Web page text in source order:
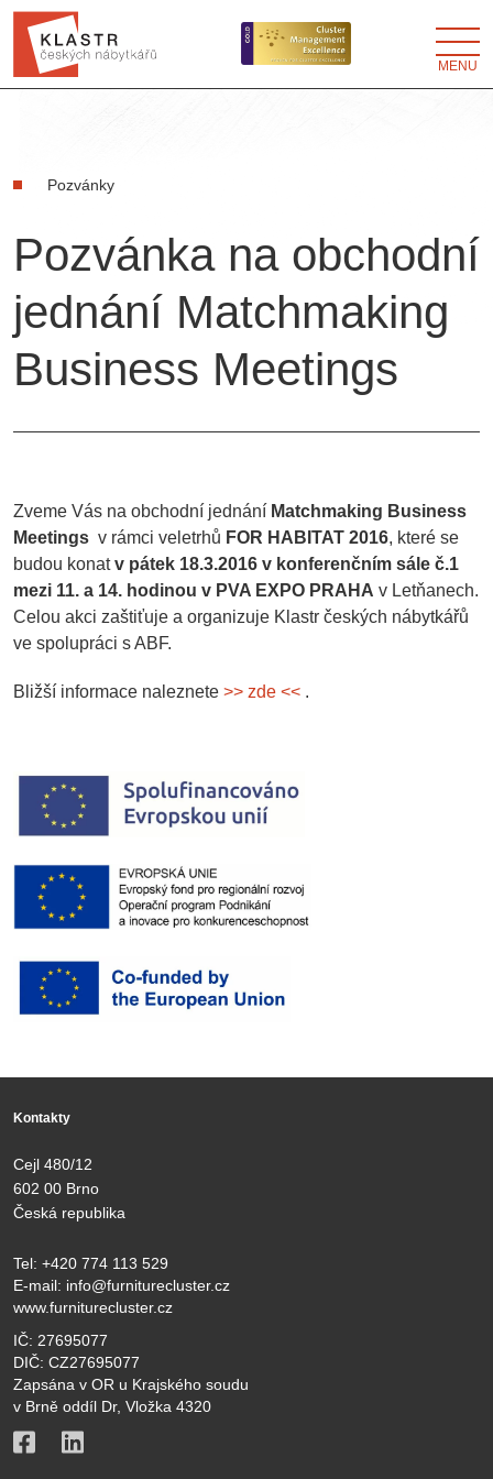
MENU
Pozvánky
Pozvánka na obchodní
jednání Matchmaking
Business Meetings
Zveme Vás na obchodní jednání Matchmaking Business
Meetings v rámci veletrhů FOR HABITAT 2016, které se
budou konatv pátek 18.3.2016 v konferenčním sále č.1
mezi 11. a 14. hodinou v PVA EXPO PRAHA v Letňanech.
Celou akci zaštiťuje a organizuje Klastr českých nábytkářů
ve spolupráci s ABF.
Bližší informace naleznete >> zde << .
Kontakty
Cejl 480/12
602 00 Brno
Česká republika
Tel: +420 774 113 529
E-mail: info@furniturecluster.cz
www.furniturecluster.cz
IČ: 27695077
DIČ: CZ27695077
Zapsána v OR u Krajského soudu
v Brně oddíl Dr, Vložka 4320